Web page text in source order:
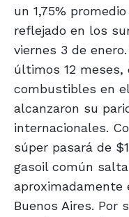
un 1,75%
reflejado en los
viernes 3 de
últimos 12 meses,
combustibles en
alcanzaron su
internacionales.
súper pasará de
gasoil común
aproximadamente
Buenos Aires. Por